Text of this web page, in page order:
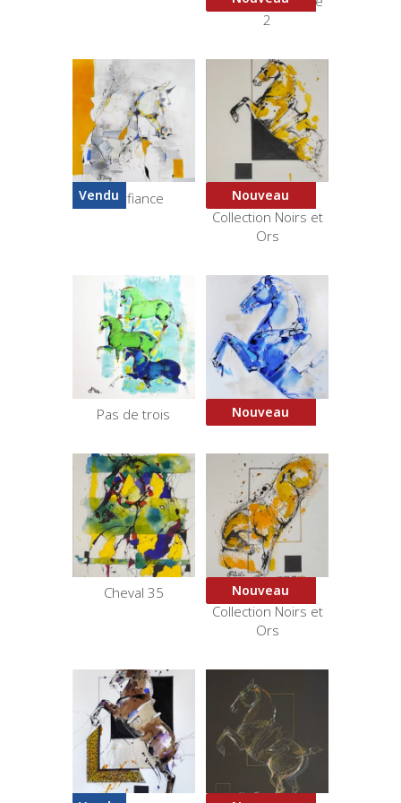
2
VenduConfiance Nouveau
Courbette 2 –
Collection Noirs et
Ors
Pas de trois Nouveau
Blue Courbette
Cheval 35 Nouveau
Croupade 2 –
Collection Noirs et
Ors